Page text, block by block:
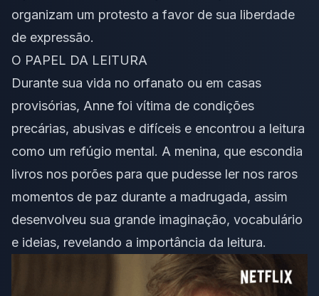
organizam um protesto a favor de sua liberdade
de expressão.
O PAPEL DA LEITURA
Durante sua vida no orfanato ou em casas
provisórias, Anne foi vítima de condições
precárias, abusivas e difíceis e encontrou a leitura
como um refúgio mental. A menina, que escondia
livros nos porões para que pudesse ler nos raros
momentos de paz durante a madrugada, assim
desenvolveu sua grande imaginação, vocabulário
e ideias, revelando a importância da leitura.